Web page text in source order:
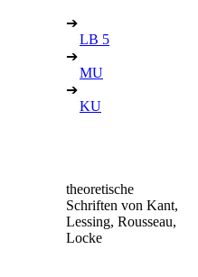
➔
LB 5
➔
MU
➔
KU
theoretische
Schriften von Kant,
Lessing, Rousseau,
Locke